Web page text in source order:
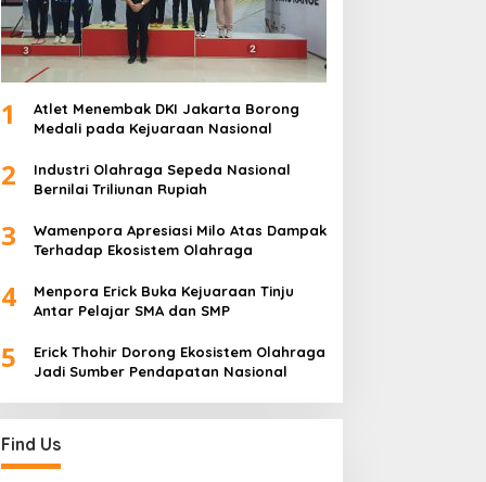
1
Atlet Menembak DKI Jakarta Borong
Medali pada Kejuaraan Nasional
2
Industri Olahraga Sepeda Nasional
Bernilai Triliunan Rupiah
3
Wamenpora Apresiasi Milo Atas Dampak
Terhadap Ekosistem Olahraga
4
Menpora Erick Buka Kejuaraan Tinju
Antar Pelajar SMA dan SMP
5
Erick Thohir Dorong Ekosistem Olahraga
Jadi Sumber Pendapatan Nasional
Find Us